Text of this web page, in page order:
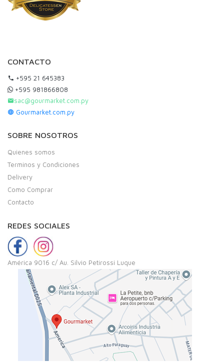
CONTACTO
+595 21 645383
+595 981866808
sac@gourmarket.com.py
Gourmarket.com.py
SOBRE NOSOTROS
Quienes somos
Terminos y Condiciones
Delivery
Como Comprar
Contacto
REDES SOCIALES
América 9016 c/ Au. Silvio Petirossi Luque